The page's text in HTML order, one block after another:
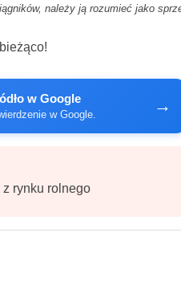
należy ją rozumieć jako
w Google
w Google. →
rynku rolnego